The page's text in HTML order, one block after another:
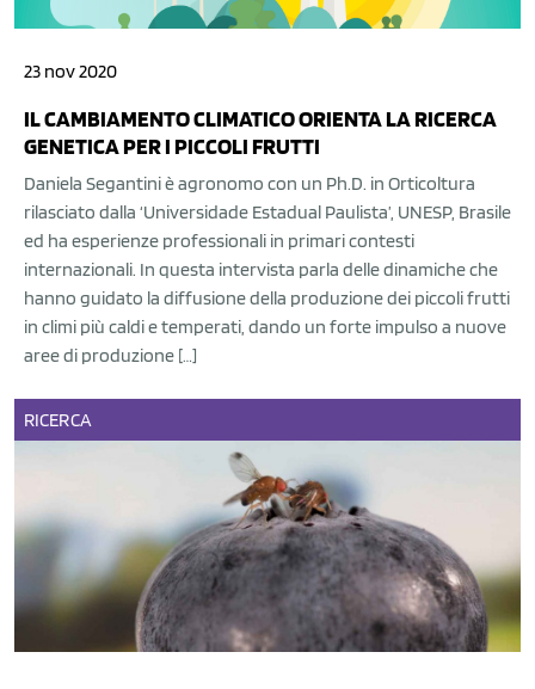
23 nov 2020
IL CAMBIAMENTO CLIMATICO ORIENTA LA RICERCA
GENETICA PER I PICCOLI FRUTTI
Daniela Segantini è agronomo con un Ph.D. in Orticoltura
rilasciato dalla ‘Universidade Estadual Paulista’, UNESP, Brasile
ed ha esperienze professionali in primari contesti
internazionali. In questa intervista parla delle dinamiche che
hanno guidato la diffusione della produzione dei piccoli frutti
in climi più caldi e temperati, dando un forte impulso a nuove
aree di produzione […]
RICERCA